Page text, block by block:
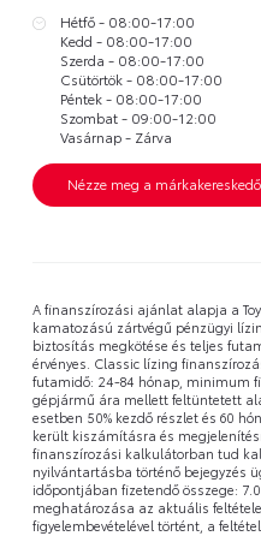
Hétfő - 08:00-17:00
Kedd - 08:00-17:00
Szerda - 08:00-17:00
Csütörtök - 08:00-17:00
Péntek - 08:00-17:00
Szombat - 09:00-12:00
Vasárnap - Zárva
Nézze meg a
A finanszírozási ajánlat alapja a
kamatozású zártvégű pénzügyi
biztosítás megkötése és teljes
érvényes. Classic lízing
futamidő: 24-84 hónap, minimum
gépjármű ára mellett feltüntetett
esetben 50% kezdő részlet és 60
került kiszámításra és
finanszírozási kalkulátorban tud
nyilvántartásba történő bejegyzés
időpontjában fizetendő összege:
meghatározása az aktuális
figyelembevételével történt, a